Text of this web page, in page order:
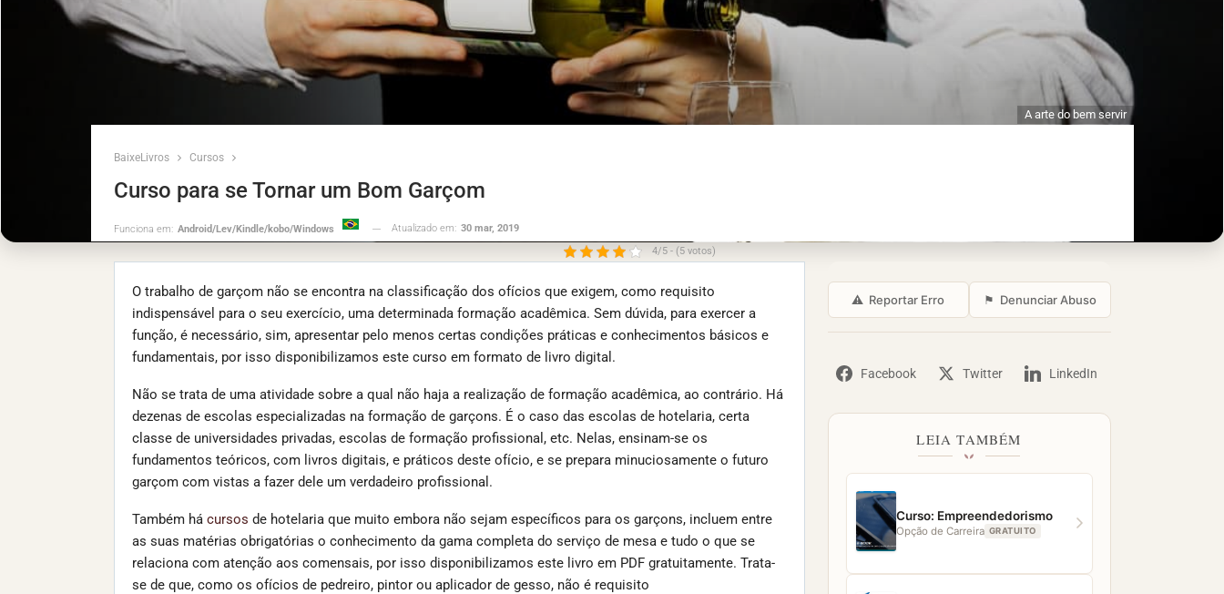
BaixeLivros Cursos
Curso para se Tornar um Bom Garçom
Funciona em: Android/Lev/Kindle/kobo/Windows Atualizado em: 30 mar, 2019
A arte do bem servir
4/5 - (5 votos)
O trabalho de garçom não se encontra na classificação dos ofícios que exigem, como requisito
indispensável para o seu exercício, uma determinada formação acadêmica. Sem dúvida, para exercer a
função, é necessário, sim, apresentar pelo menos certas condições práticas e conhecimentos básicos e
fundamentais, por isso disponibilizamos este curso em formato de livro digital.
Não se trata de uma atividade sobre a qual não haja a realização de formação acadêmica, ao contrário. Há
dezenas de escolas especializadas na formação de garçons. É o caso das escolas de hotelaria, certa
classe de universidades privadas, escolas de formação profissional, etc. Nelas, ensinam-se os
fundamentos teóricos, com livros digitais, e práticos deste ofício, e se prepara minuciosamente o futuro
garçom com vistas a fazer dele um verdadeiro profissional.
Também há cursos de hotelaria que muito embora não sejam específicos para os garçons, incluem entre
as suas matérias obrigatórias o conhecimento da gama completa do serviço de mesa e tudo o que se
relaciona com atenção aos comensais, por isso disponibilizamos este livro em PDF gratuitamente. Trata-
se de que, como os ofícios de pedreiro, pintor ou aplicador de gesso, não é requisito
⚠ Reportar Erro ⚑ Denunciar Abuso
Facebook Twitter LinkedIn
LEIA TAMBÉM
Curso: Empreendedorismo
Opção de Carreira GRATUITO